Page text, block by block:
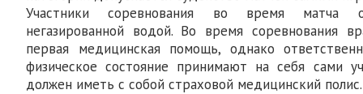
Участники соревнования во время матча
негазированной водой. Во время соревнования
первая медицинская помощь, однако
физическое состояние принимают на себя сами
должен иметь с собой страховой медицинский полис.